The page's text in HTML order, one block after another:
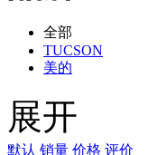
全部
TUCSON
美的
公牛（BULL）
展开
默认 销量 价格 评价